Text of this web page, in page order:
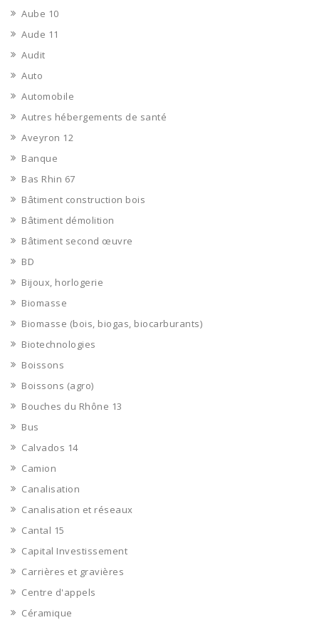
Aube 10
Aude 11
Audit
Auto
Automobile
Autres hébergements de santé
Aveyron 12
Banque
Bas Rhin 67
Bâtiment construction bois
Bâtiment démolition
Bâtiment second œuvre
BD
Bijoux, horlogerie
Biomasse
Biomasse (bois, biogas, biocarburants)
Biotechnologies
Boissons
Boissons (agro)
Bouches du Rhône 13
Bus
Calvados 14
Camion
Canalisation
Canalisation et réseaux
Cantal 15
Capital Investissement
Carrières et gravières
Centre d'appels
Céramique